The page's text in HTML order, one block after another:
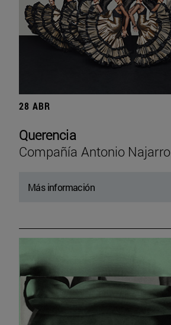
28 ABR
Querencia
Compañía Antonio Najarro
Más información